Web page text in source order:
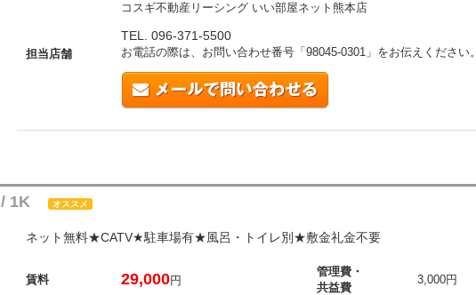
担当店舗
コスギ不動産リーシング いい部屋ネット熊本店
TEL. 096-371-5500
お電話の際は、お問い合わせ番号「 98045-0301 」をお伝えください。
/ 1K オススメ
ネット無料★CATV★駐車場有★風呂・トイレ別★敷金礼金不要
賃料 29,000円
管理費・
共益費
3,000円